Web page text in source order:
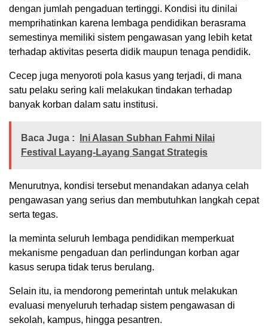
dengan jumlah pengaduan tertinggi. Kondisi itu dinilai
memprihatinkan karena lembaga pendidikan berasrama
semestinya memiliki sistem pengawasan yang lebih ketat
terhadap aktivitas peserta didik maupun tenaga pendidik.
Cecep juga menyoroti pola kasus yang terjadi, di mana
satu pelaku sering kali melakukan tindakan terhadap
banyak korban dalam satu institusi.
Baca Juga :
Ini Alasan Subhan Fahmi Nilai
Festival Layang-Layang Sangat Strategis
Menurutnya, kondisi tersebut menandakan adanya celah
pengawasan yang serius dan membutuhkan langkah cepat
serta tegas.
Ia meminta seluruh lembaga pendidikan memperkuat
mekanisme pengaduan dan perlindungan korban agar
kasus serupa tidak terus berulang.
Selain itu, ia mendorong pemerintah untuk melakukan
evaluasi menyeluruh terhadap sistem pengawasan di
sekolah, kampus, hingga pesantren.